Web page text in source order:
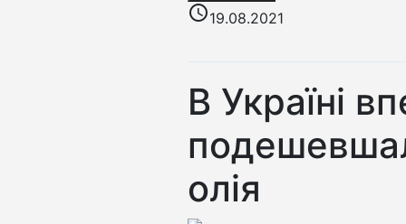
access_time19.08.2021
В Україні
олія